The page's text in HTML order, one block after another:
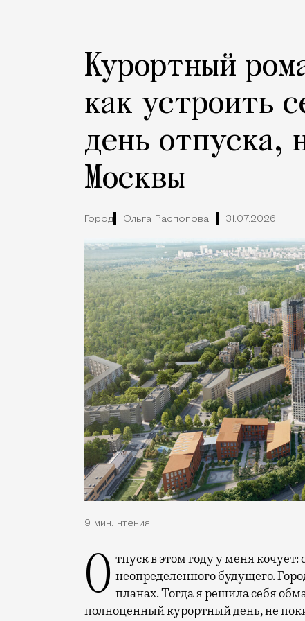
Курортный
как устроить
день отпуска,
Москвы
Город Ольга Распопова 31.07.2026
9 мин. чтения
Отпуск в этом году у меня кочует: сначала переехал на август, потом в область неопределенного будущего.
планах. Тогда я решила себя
полноценный курортный день, не